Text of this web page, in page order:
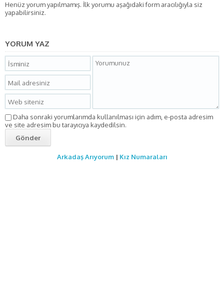
Henüz yorum yapılmamış. İlk yorumu aşağıdaki form aracılığıyla siz
yapabilirsiniz.
YORUM YAZ
Daha sonraki yorumlarımda kullanılması için adım, e-posta adresim
ve site adresim bu tarayıcıya kaydedilsin.
Arkadaş Arıyorum| Kız Numaraları